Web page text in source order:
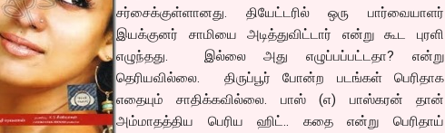
சர்சைக்குள்ளானது. தியேட்டரில் ஒரு பார்வையாளர்
இயக்குனர் சாமியை அடித்துவிட்டார் என்று கூட புரளி
எழுந்தது. இல்லை அது எழுப்பப்பட்டதா? என்று
தெரியவில்லை. திருப்பூர் போன்ற படங்கள் பெரிதாக
எதையும் சாதிக்கவில்லை. பாஸ் (எ) பாஸ்கரன் தான்
அம்மாதத்திய பெரிய ஹிட்.. கதை என்று பெரிதாய்